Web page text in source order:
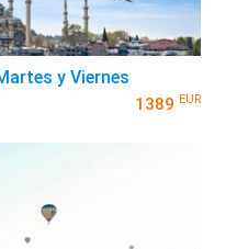
y Viernes
1389 EUR